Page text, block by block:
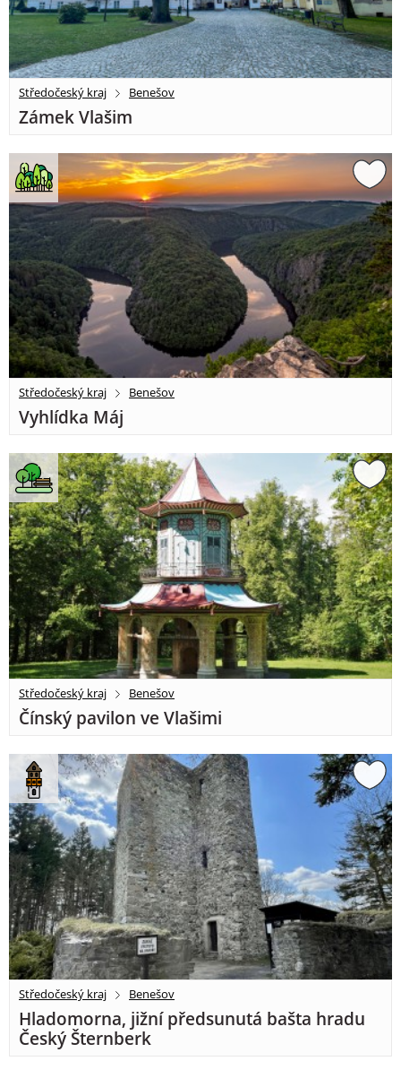
Středočeský kraj Benešov
Zámek Vlašim
Středočeský kraj Benešov
Vyhlídka Máj
Středočeský kraj Benešov
Čínský pavilon ve Vlašimi
Středočeský kraj Benešov
Hladomorna, jižní předsunutá bašta hradu
Český Šternberk